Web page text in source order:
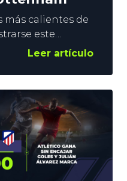
más calientes de
este
Simeone afronta
en YoSports
en su victoria,
pronósticos
vs Tottenham.
gana y
Leer artículo